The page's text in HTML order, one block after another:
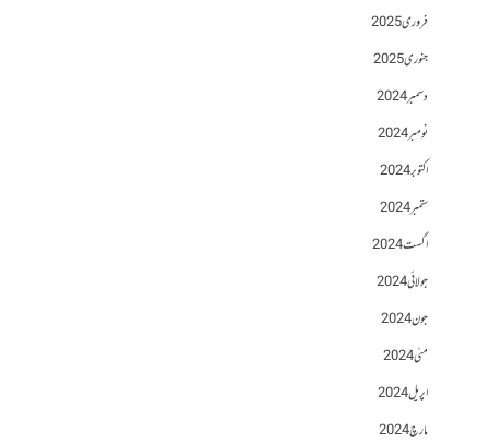
فروری 2025
جنوری 2025
دسمبر 2024
نومبر 2024
اکتوبر 2024
ستمبر 2024
اگست 2024
جولائی 2024
جون 2024
مئی 2024
اپریل 2024
مارچ 2024